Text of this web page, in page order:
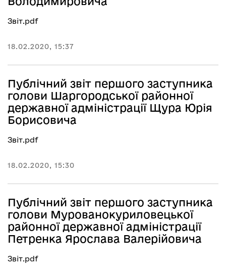
Звіт.pdf
18.02.2020, 15:37
Публічний звіт першого заступника
голови Шаргородської районної
державної адміністрації Щура Юрія
Борисовича
Звіт.pdf
18.02.2020, 15:30
Публічний звіт першого заступника
голови Мурованокуриловецької
районної державної адміністрації
Петренка Ярослава Валерійовича
Звіт.pdf